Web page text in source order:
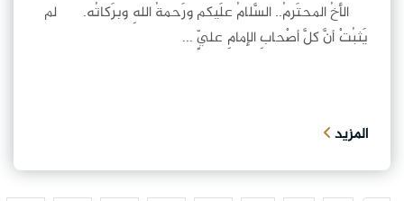
الأخُ المحتَرمُ.. السَّلامُ علَيكم ورَحمةُ اللهِ وبرَكاتُه. لم
يَثبُتْ أنَّ كلَّ أصْحابِ الإمامِ عليٍّ ...
المزيد